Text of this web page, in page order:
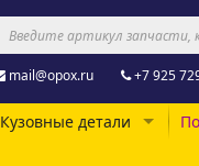
mail@opox.ru +7 925
Кузовные детали